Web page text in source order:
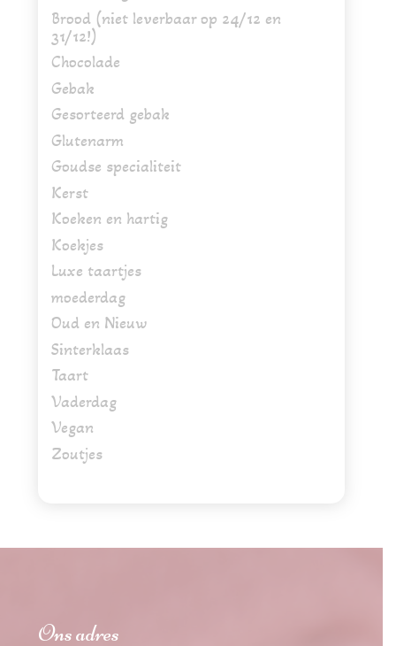
Brood (niet leverbaar op 24/12 en
31/12!)
Chocolade
Gebak
Gesorteerd gebak
Glutenarm
Goudse specialiteit
Kerst
Koeken en hartig
Koekjes
Luxe taartjes
moederdag
Oud en Nieuw
Sinterklaas
Taart
Vaderdag
Vegan
Zoutjes
Ons adres